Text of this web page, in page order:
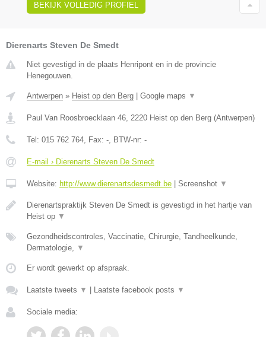
BEKIJK VOLLEDIG PROFIEL
Dierenarts Steven De Smedt
Niet gevestigd in de plaats Henripont en in de provincie
Henegouwen.
Antwerpen » Heist op den Berg Google maps ▼
Paul Van Roosbroecklaan 46, 2220 Heist op den Berg (Antwerpen)
Tel: 015 762 764, Fax: -, BTW-nr: -
E-mail › Dierenarts Steven De Smedt
Website: http://www.dierenartsdesmedt.be Screenshot ▼
Dierenartspraktijk Steven De Smedt is gevestigd in het hartje van
Heist op ▼
Gezondheidscontroles, Vaccinatie, Chirurgie, Tandheelkunde,
Dermatologie, ▼
Er wordt gewerkt op afspraak.
Laatste tweets ▼ Laatste facebook posts ▼
Sociale media: